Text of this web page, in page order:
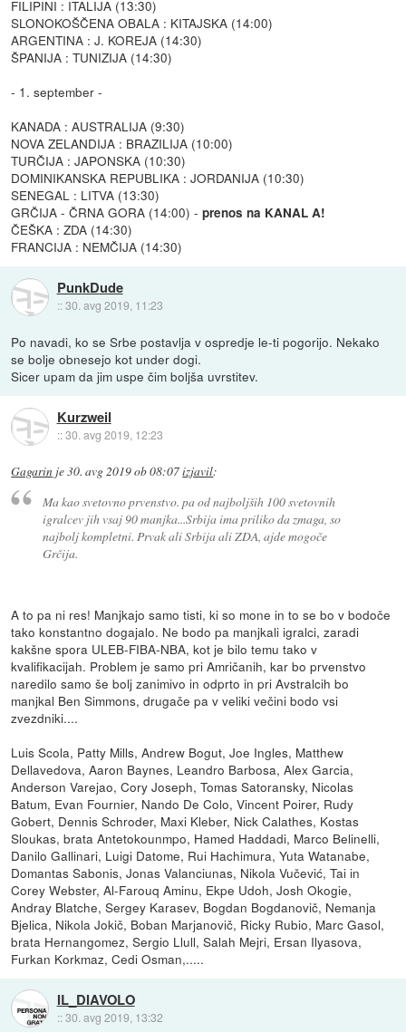
FILIPINI : ITALIJA (13:30)
SLONOKOŠČENA OBALA : KITAJSKA (14:00)
ARGENTINA : J. KOREJA (14:30)
ŠPANIJA : TUNIZIJA (14:30)
- 1. september -
KANADA : AUSTRALIJA (9:30)
NOVA ZELANDIJA : BRAZILIJA (10:00)
TURČIJA : JAPONSKA (10:30)
DOMINIKANSKA REPUBLIKA : JORDANIJA (10:30)
SENEGAL : LITVA (13:30)
GRČIJA - ČRNA GORA (14:00) -prenos na KANAL A!
ČEŠKA : ZDA (14:30)
FRANCIJA : NEMČIJA (14:30)
PunkDude
::30. avg 2019, 11:23
Po navadi, ko se Srbe postavlja v ospredje le-ti pogorijo. Nekako
se bolje obnesejo kot under dogi.
Sicer upam da jim uspe čim boljša uvrstitev.
Kurzweil
::30. avg 2019, 12:23
Gagarin je30. avg 2019 ob 08:07izjavil:
Ma kao svetovno prvenstvo. pa od najboljših 100 svetovnih
igralcev jih vsaj 90 manjka...Srbija ima priliko da zmaga, so
najbolj kompletni. Prvak ali Srbija ali ZDA, ajde mogoče
Grčija.
A to pa ni res! Manjkajo samo tisti, ki so mone in to se bo v bodoče
tako konstantno dogajalo. Ne bodo pa manjkali igralci, zaradi
kakšne spora ULEB-FIBA-NBA, kot je bilo temu tako v
kvalifikacijah. Problem je samo pri Amričanih, kar bo prvenstvo
naredilo samo še bolj zanimivo in odprto in pri Avstralcih bo
manjkal Ben Simmons, drugače pa v veliki večini bodo vsi
zvezdniki....
Luis Scola, Patty Mills, Andrew Bogut, Joe Ingles, Matthew
Dellavedova, Aaron Baynes, Leandro Barbosa, Alex Garcia,
Anderson Varejao, Cory Joseph, Tomas Satoransky, Nicolas
Batum, Evan Fournier, Nando De Colo, Vincent Poirer, Rudy
Gobert, Dennis Schroder, Maxi Kleber, Nick Calathes, Kostas
Sloukas, brata Antetokounmpo, Hamed Haddadi, Marco Belinelli,
Danilo Gallinari, Luigi Datome, Rui Hachimura, Yuta Watanabe,
Domantas Sabonis, Jonas Valanciunas, Nikola Vučević, Tai in
Corey Webster, Al-Farouq Aminu, Ekpe Udoh, Josh Okogie,
Andray Blatche, Sergey Karasev, Bogdan Bogdanovič, Nemanja
Bjelica, Nikola Jokič, Boban Marjanovič, Ricky Rubio, Marc Gasol,
brata Hernangomez, Sergio Llull, Salah Mejri, Ersan Ilyasova,
Furkan Korkmaz, Cedi Osman,.....
IL_DIAVOLO
::30. avg 2019, 13:32